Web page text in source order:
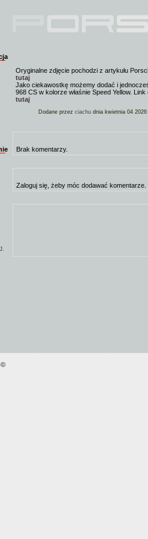
.
Oryginalne zdjęcie pochodzi z artykułu
tutaj
Jako ciekawostkę możemy dodać i
968 CS w kolorze właśnie Speed Yellow.
tutaj
Dodane przez ciachu dnia kwietnia 04
Brak komentarzy.
Zaloguj się, żeby móc dodawać komentarze.
©